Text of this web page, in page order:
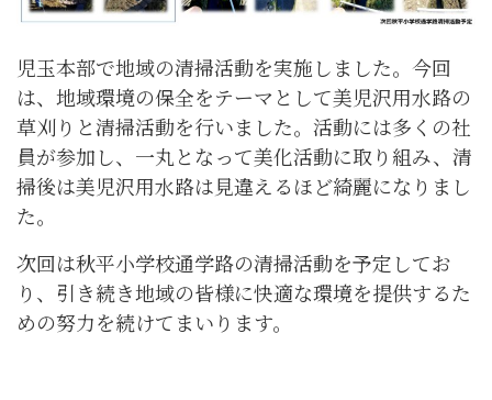
児玉本部で地域の清掃活動を実施しました。今回
は、地域環境の保全をテーマとして美児沢用水路の
草刈りと清掃活動を行いました。活動には多くの社
員が参加し、一丸となって美化活動に取り組み、清
掃後は美児沢用水路は見違えるほど綺麗になりまし
た。
次回は秋平小学校通学路の清掃活動を予定してお
り、引き続き地域の皆様に快適な環境を提供するた
めの努力を続けてまいります。